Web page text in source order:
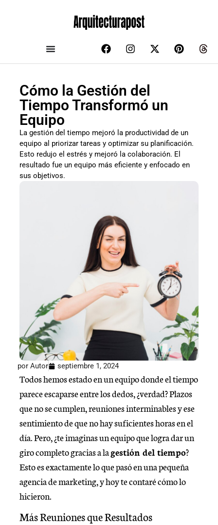
Cómo la Gestión del
Tiempo Transformó un
Equipo
La gestión del tiempo mejoró la productividad de un
equipo al priorizar tareas y optimizar su planificación.
Esto redujo el estrés y mejoró la colaboración. El
resultado fue un equipo más eficiente y enfocado en
sus objetivos.
por Autor septiembre 1, 2024
Todos hemos estado en un equipo donde el tiempo
parece escaparse entre los dedos, ¿verdad? Plazos
que no se cumplen, reuniones interminables y ese
sentimiento de que no hay suficientes horas en el
día. Pero, ¿te imaginas un equipo que logra dar un
giro completo gracias a lagestión del tiempo?
Esto es exactamente lo que pasó en una pequeña
agencia de marketing, y hoy te contaré cómo lo
hicieron.
Más Reuniones que Resultados